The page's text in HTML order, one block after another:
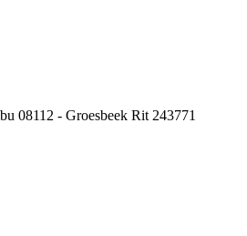
08112 - Groesbeek Rit 243771